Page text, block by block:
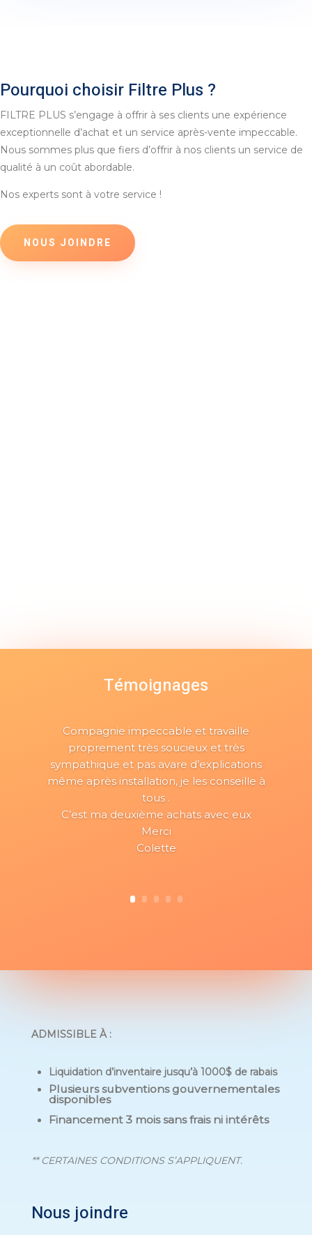
Pourquoi choisir Filtre Plus ?
FILTRE PLUS s’engage à offrir à ses clients une expérience
exceptionnelle d’achat et un service après-vente impeccable.
Nous sommes plus que fiers d’offrir à nos clients un service de
qualité à un coût abordable.
Nos experts sont à votre service !
NOUS JOINDRE
Témoignages
Compagnie impeccable et travaille
proprement très soucieux et très
sympathique et pas avare d’explications
même après installation, je les conseille à
tous .
C’est ma deuxième achats avec eux
Merci
Colette
ADMISSIBLE À :
Liquidation d’inventaire jusqu’à 1000$ de rabais
Plusieurs subventions gouvernementales
disponibles
Financement 3 mois sans frais ni intérêts
** CERTAINES CONDITIONS S’APPLIQUENT.
Nous joindre